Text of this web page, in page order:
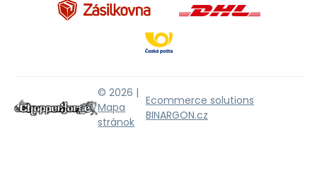
© 2026 |
Mapa
stránok
Ecommerce solutions
BINARGON.cz